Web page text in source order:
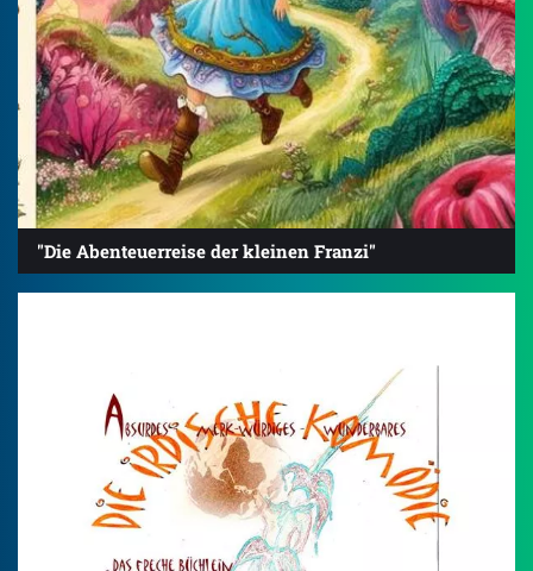
"Die Abenteuerreise der kleinen Franzi"